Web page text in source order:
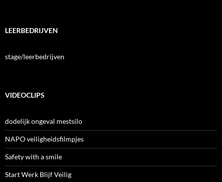
LEERBEDRIJVEN
stage/leerbedrijven
VIDEOCLIPS
dodelijk ongeval mestsilo
NAPO veiligheidsfilmpjes
Safety with a smile
Start Werk Blijf Veilig